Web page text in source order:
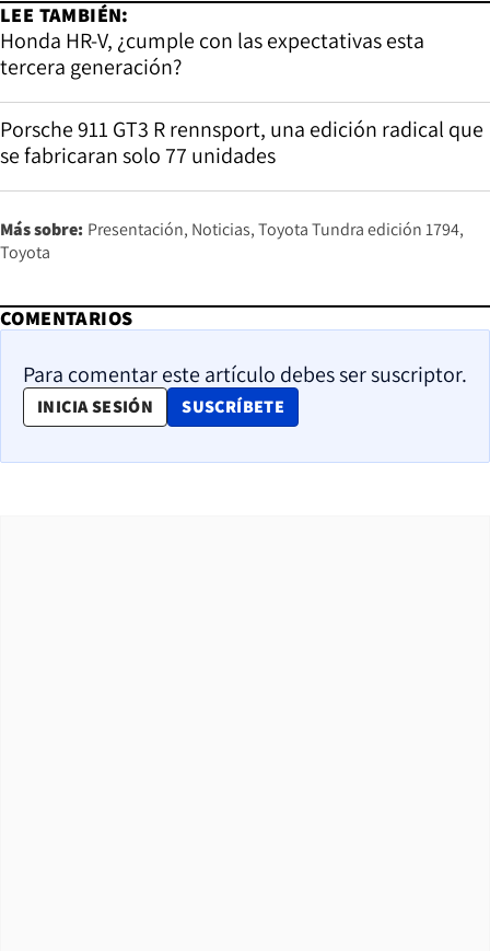
LEE TAMBIÉN:
Honda HR-V, ¿cumple con las expectativas esta
tercera generación?
Porsche 911 GT3 R rennsport, una edición radical que
se fabricaran solo 77 unidades
Más sobre: Presentación Noticias Toyota Tundra edición 1794
Toyota
COMENTARIOS
Para comentar este artículo debes ser suscriptor.
INICIA SESIÓN SUSCRÍBETE
OPENS IN NEW WINDOW